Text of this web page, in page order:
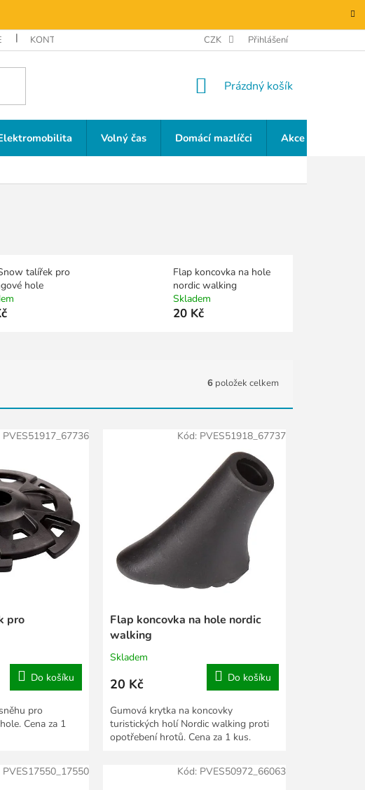
KONTAKTY CZK Přihlášení
NÁKUPNÍ
Prázdný košík
Volný čas Domácí mazlíčci Akce a slevy
talířek pro
hole
Flap koncovka na hole
nordic walking
Skladem
20 Kč
6 položek celkem
pro
Do košíku
pro
Cena za 1
PVES51917_67736
Flap koncovka na hole nordic
walking
Skladem
20 Kč Do košíku
Gumová krytka na koncovky
turistických holí Nordic walking proti
opotřebení hrotů. Cena za 1 kus.
Kód: PVES51918_67737
PVES17550_17550 Kód: PVES50972_66063